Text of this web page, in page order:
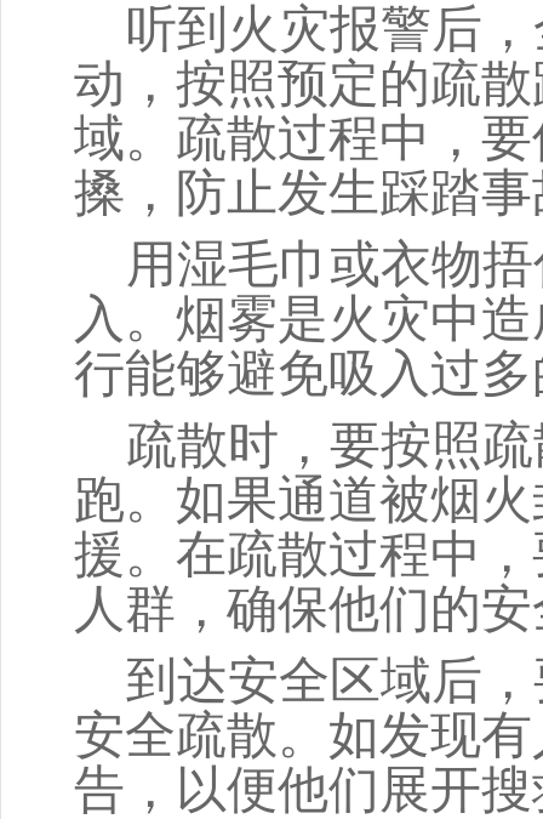
听到火灾报警后
动，按照预定的疏
域。疏散过程中，
搡，防止发生踩踏
用湿毛巾或衣物
入。烟雾是火灾中
行能够避免吸入过
疏散时，要按照
跑。如果通道被烟
援。在疏散过程中
人群，确保他们的
到达安全区域后
安全疏散。如发现
告，以便他们展开